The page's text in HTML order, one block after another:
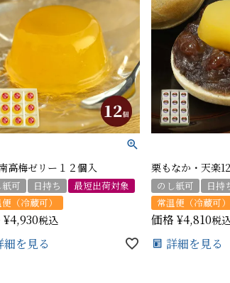
高梅ゼリー１２個入
可 日持ち
最短出荷対象
（冷蔵可）
¥4,930税込
細を見る
栗もなか・天楽
のし紙可 日持
常温便（冷蔵可）
価格 ¥4,810税
詳細を見る